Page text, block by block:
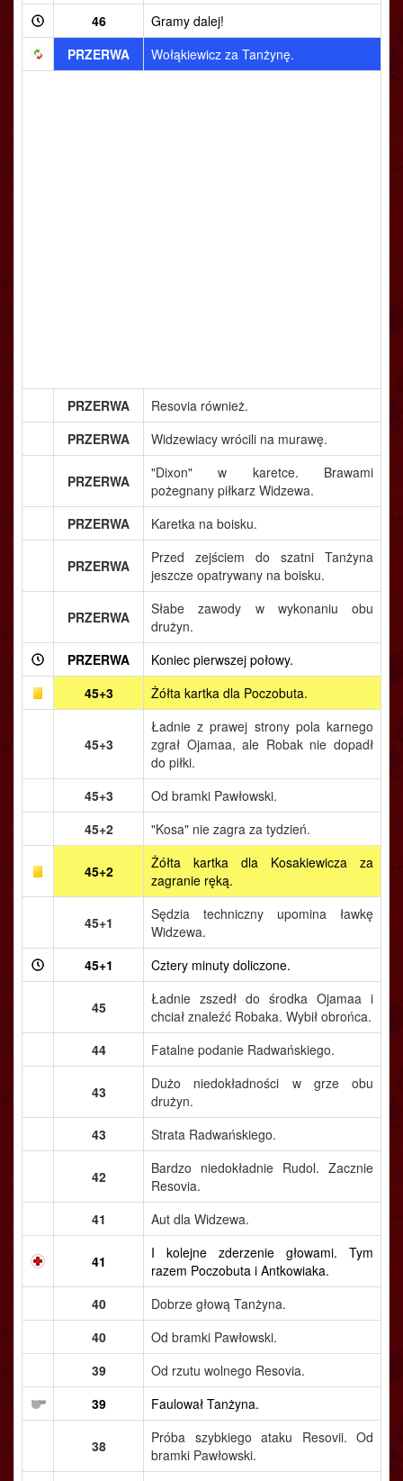
46
Gramy dalej!
PRZERWA
Wołąkiewicz za Tanżynę.
PRZERWA
Resovia również.
PRZERWA
Widzewiacy wrócili na murawę.
PRZERWA
"Dixon" w karetce. Brawami
pożegnany piłkarz Widzewa.
PRZERWA
Karetka na boisku.
PRZERWA
Przed zejściem do szatni Tanżyna
jeszcze opatrywany na boisku.
PRZERWA
Słabe zawody w wykonaniu obu
drużyn.
PRZERWA
Koniec pierwszej połowy.
45+3
Żółta kartka dla Poczobuta.
45+3
Ładnie z prawej strony pola karnego
zgrał Ojamaa, ale Robak nie dopadł
do piłki.
45+3
Od bramki Pawłowski.
45+2
"Kosa" nie zagra za tydzień.
45+2
Żółta kartka dla Kosakiewicza za
zagranie ręką.
45+1
Sędzia techniczny upomina ławkę
Widzewa.
45+1
Cztery minuty doliczone.
45
Ładnie zszedł do środka Ojamaa i
chciał znaleźć Robaka. Wybił obrońca.
44
Fatalne podanie Radwańskiego.
43
Dużo niedokładności w grze obu
drużyn.
43
Strata Radwańskiego.
42
Bardzo niedokładnie Rudol. Zacznie
Resovia.
41
Aut dla Widzewa.
41
I kolejne zderzenie głowami. Tym
razem Poczobuta i Antkowiaka.
40
Dobrze głową Tanżyna.
40
Od bramki Pawłowski.
39
Od rzutu wolnego Resovia.
39
Faulował Tanżyna.
38
Próba szybkiego ataku Resovii. Od
bramki Pawłowski.